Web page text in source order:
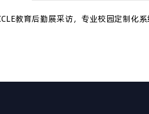
教育后勤展采访，专业校园定制化